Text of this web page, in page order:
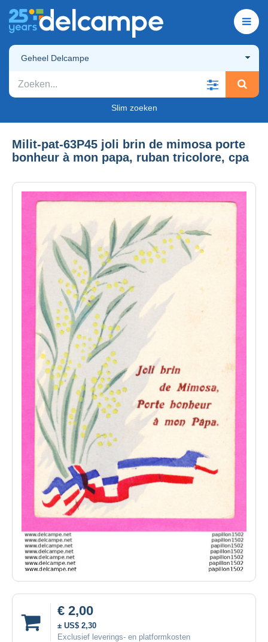
Geheel Delcampe
Slim zoeken
Milit-pat-63P45 joli brin de mimosa porte
bonheur à mon papa, ruban tricolore, cpa
€ 2,00
± US$ 2,30
Exclusief leverings- en platformkosten